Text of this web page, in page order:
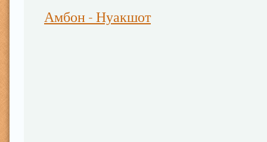
Амбон - Нуакшот